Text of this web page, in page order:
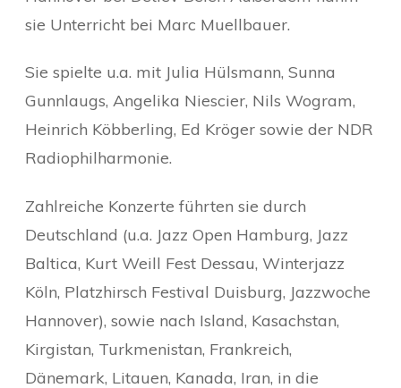
sie Unterricht bei Marc Muellbauer.
Sie spielte u.a. mit Julia Hülsmann, Sunna
Gunnlaugs, Angelika Niescier, Nils Wogram,
Heinrich Köbberling, Ed Kröger sowie der NDR
Radiophilharmonie.
Zahlreiche Konzerte führten sie durch
Deutschland (u.a. Jazz Open Hamburg, Jazz
Baltica, Kurt Weill Fest Dessau, Winterjazz
Köln, Platzhirsch Festival Duisburg, Jazzwoche
Hannover), sowie nach Island, Kasachstan,
Kirgistan, Turkmenistan, Frankreich,
Dänemark, Litauen, Kanada, Iran, in die